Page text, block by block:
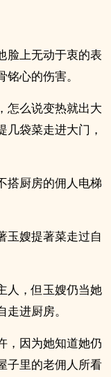
脸上无动于衷的表
心的伤害。
怎么说变热就出大
袋菜走进大门，
搭厨房的佣人电梯
玉嫂提著菜走过自
人，但玉嫂仍当她
进厨房。
，因为她知道她仍
子里的老佣人所看